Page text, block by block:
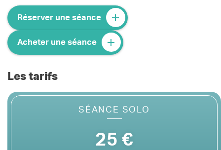
Réserver une séance
Acheter une séance
Les tarifs
SÉANCE SOLO
25 €